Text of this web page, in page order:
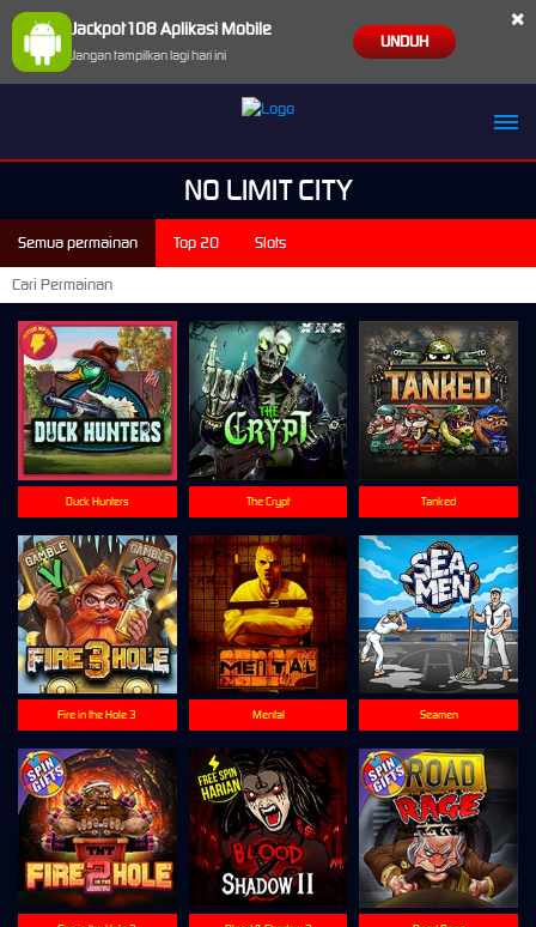
Jackpot108 Aplikasi Mobile
Jangan tampilkan lagi hari ini
UNDUH
×
NO LIMIT CITY
Semua permainan Top 20 Slots
Seamen
Duck Hunters
Fire in the Hole 3 Mental
The Crypt Tanked